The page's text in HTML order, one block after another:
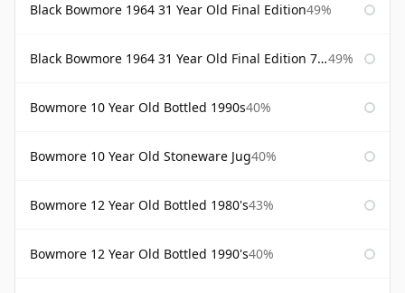
Black Bowmore 1964 31 Year Old Final Edition49%
Black Bowmore 1964 31 Year Old Final Edition 75cl 49%
Bowmore 10 Year Old Bottled 1990s40%
Bowmore 10 Year Old Stoneware Jug40%
Bowmore 12 Year Old Bottled 1980's43%
Bowmore 12 Year Old Bottled 1990's40%